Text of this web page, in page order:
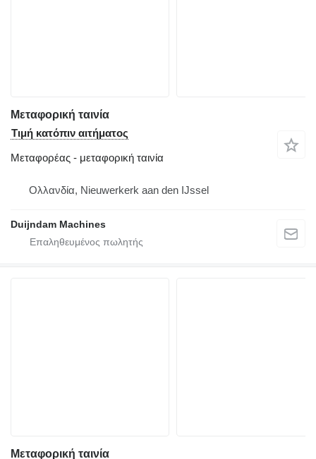
Μεταφορική ταινία
Τιμή κατόπιν αιτήματος
Μεταφορέας - μεταφορική ταινία
Ολλανδία, Nieuwerkerk aan den IJssel
Duijndam Machines
Μεταφορική ταινία